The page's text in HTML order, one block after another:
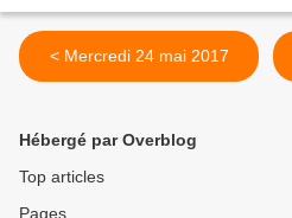
< Mercredi 24 mai 2017
Hébergé par Overblog
Top articles
Pages